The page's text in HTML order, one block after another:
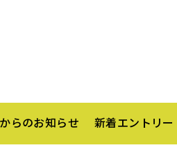
らのお知らせ 新着エントリー